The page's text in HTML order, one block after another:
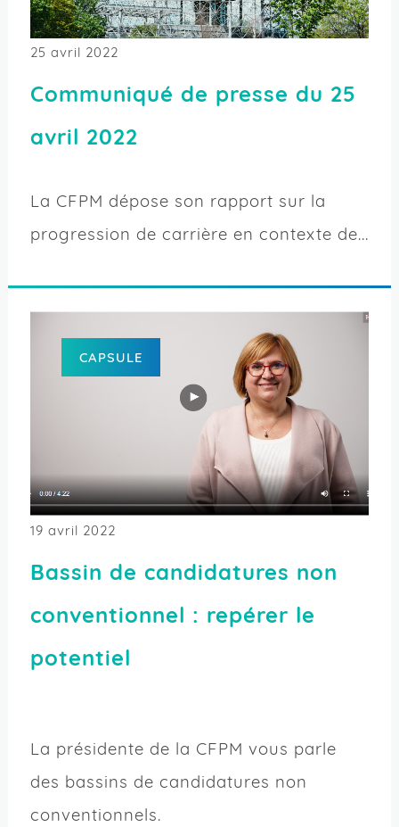
25 avril 2022
Communiqué de presse du 25
avril 2022
La CFPM dépose son rapport sur la
progression de carrière en contexte de...
CAPSULE
19 avril 2022
Bassin de candidatures non
conventionnel : repérer le
potentiel
La présidente de la CFPM vous parle
des bassins de candidatures non
conventionnels.